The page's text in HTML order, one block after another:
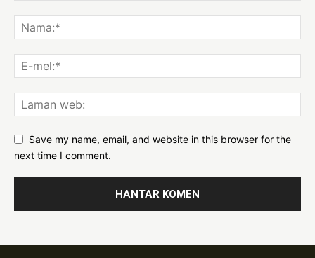
Save my name, email, and website in this browser for the
next time I comment.